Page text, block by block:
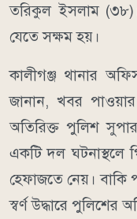
তরিকুল ইসলাম
যেতে সক্ষম হয়।
কালীগঞ্জ থানার
জানান, খবর
অতিরিক্ত পুলিশ
একটি দল
হেফাজতে নেয়। বাকি
স্বর্ণ উদ্ধারে পুলিশের